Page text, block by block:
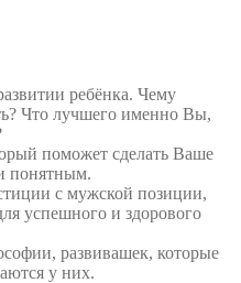
ребёнка. Чему
Что лучшего именно Вы,
поможет сделать Ваше
понятным.
с мужской позиции,
успешного и здорового
развивашек, которые
у них.